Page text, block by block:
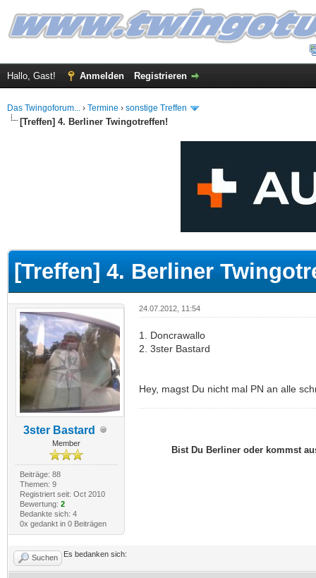
Hallo, Gast! Anmelden Registrieren
Das Twingoforum... › Termine › sonstige Treffen
[Treffen] 4. Berliner Twingotreffen!
[Treffen] 4. Berliner
3ster Bastard
Member
Beiträge: 88
Themen: 9
Registriert seit: Oct 2010
Bewertung: 2
Bedankte sich: 4
0x gedankt in 0 Beiträgen
24.07.2012, 11:54
1. Doncrawallo
2. 3ster Bastard
Hey, magst Du nicht mal PN an alle
Bist Du Berliner oder kommst
Suchen Es bedanken sich: